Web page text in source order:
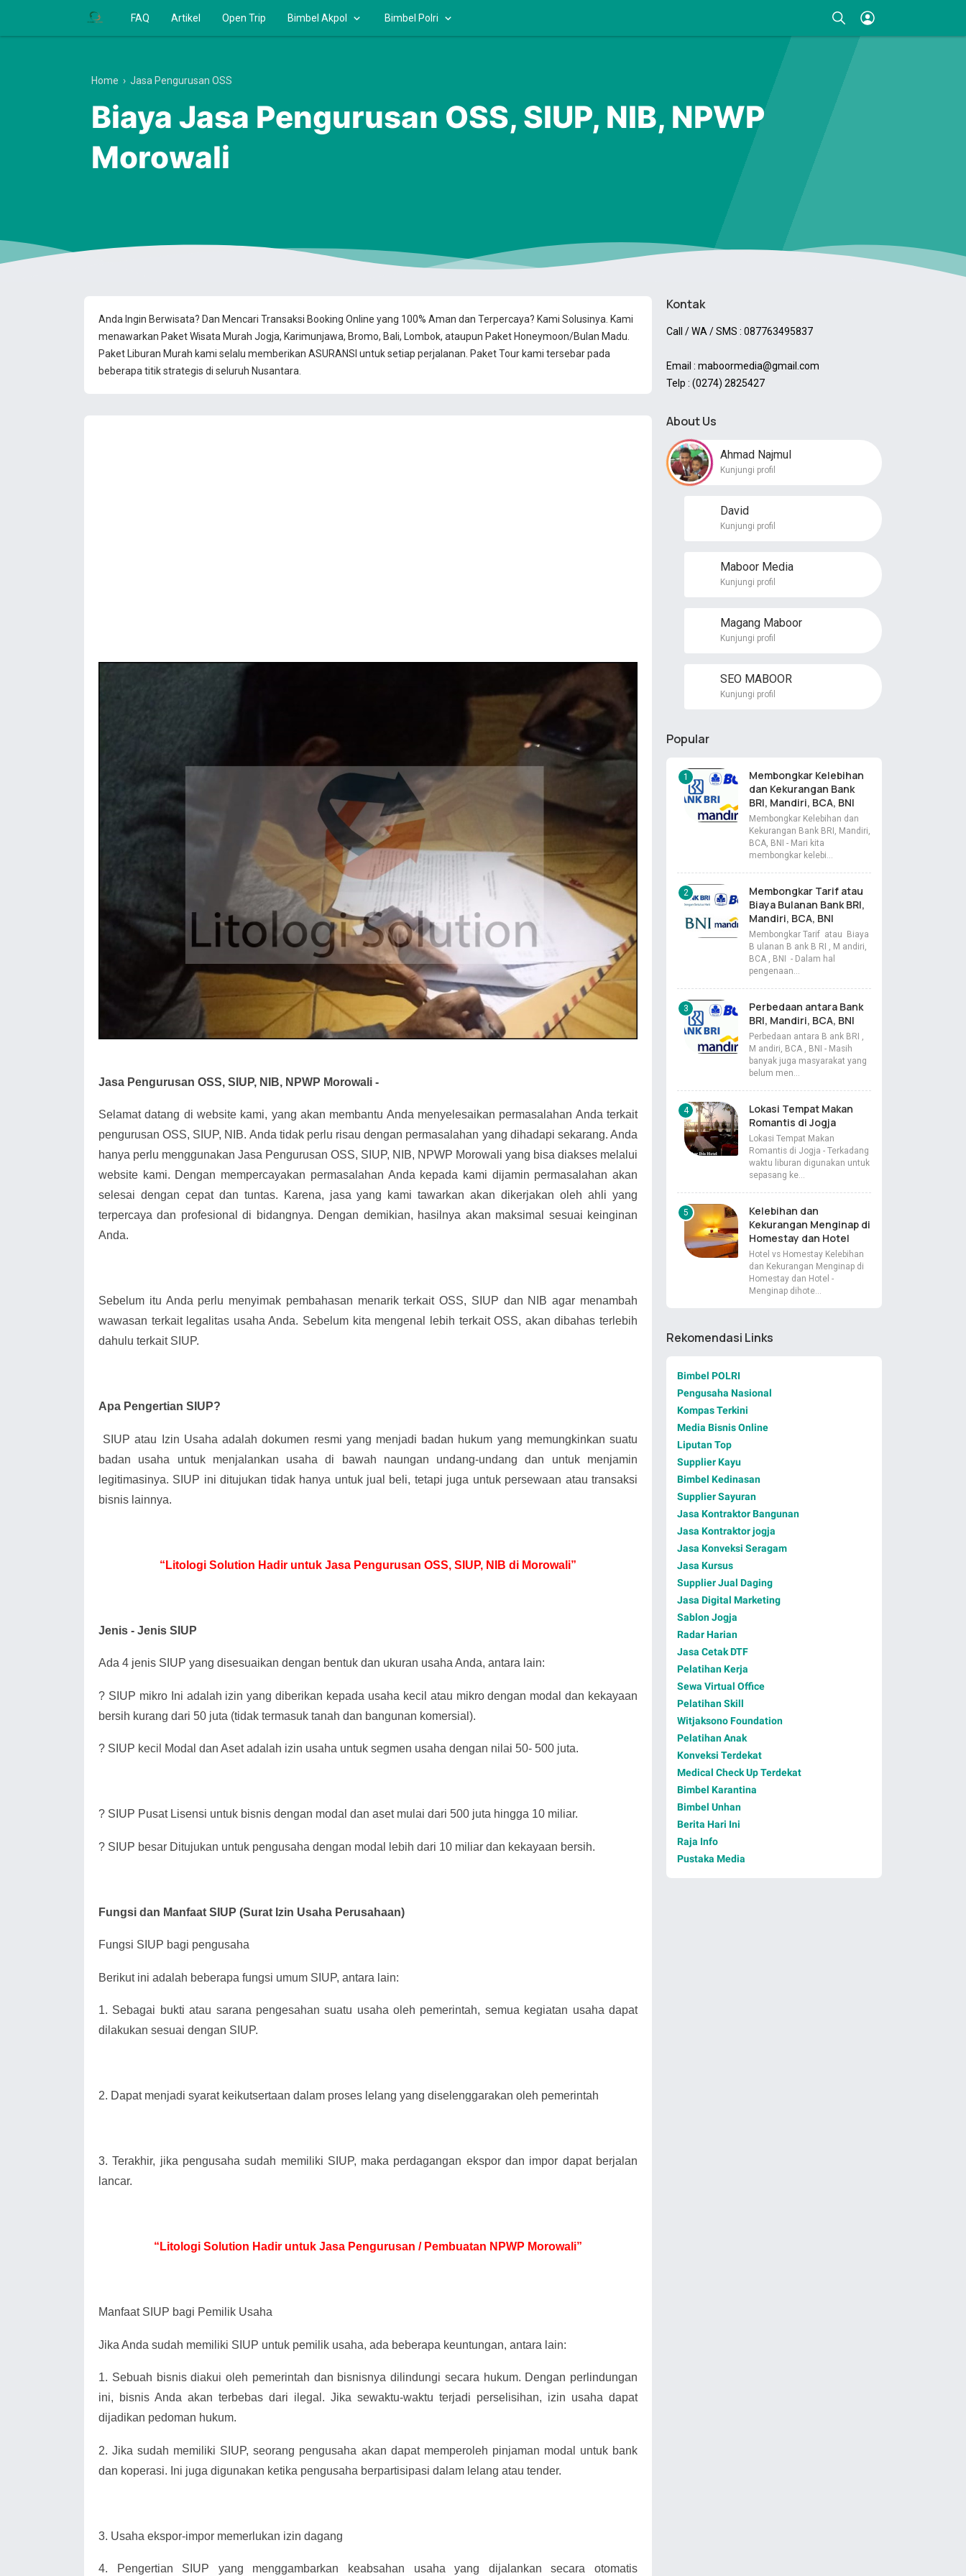
FAQ Artikel Open Trip Bimbel Akpol Bimbel Polri
Anda Ingin Berwisata? Dan Mencari Transaksi Booking Online yang 100% Aman dan Terpercaya? Kami Solusinya. Kami
menawarkan Paket Wisata Murah Jogja, Karimunjawa, Bromo, Bali, Lombok, ataupun Paket Honeymoon/Bulan Madu.
Paket Liburan Murah kami selalu memberikan ASURANSI untuk setiap perjalanan. Paket Tour kami tersebar pada
beberapa titik strategis di seluruh Nusantara.
Home › Jasa Pengurusan OSS
Biaya Jasa Pengurusan OSS, SIUP, NIB, NPWP
Morowali
Jasa Pengurusan OSS, SIUP, NIB, NPWP Morowali -
Selamat datang di website kami, yang akan membantu Anda menyelesaikan permasalahan Anda terkait
pengurusan OSS, SIUP, NIB. Anda tidak perlu risau dengan permasalahan yang dihadapi sekarang. Anda
hanya perlu menggunakan Jasa Pengurusan OSS, SIUP, NIB, NPWP Morowali yang bisa diakses melalui
website kami. Dengan mempercayakan permasalahan Anda kepada kami dijamin permasalahan akan
selesai dengan cepat dan tuntas. Karena, jasa yang kami tawarkan akan dikerjakan oleh ahli yang
terpercaya dan profesional di bidangnya. Dengan demikian, hasilnya akan maksimal sesuai keinginan
Anda.
Sebelum itu Anda perlu menyimak pembahasan menarik terkait OSS, SIUP dan NIB agar menambah
wawasan terkait legalitas usaha Anda. Sebelum kita mengenal lebih terkait OSS, akan dibahas terlebih
dahulu terkait SIUP.
Apa Pengertian SIUP?
SIUP atau Izin Usaha adalah dokumen resmi yang menjadi badan hukum yang memungkinkan suatu
badan usaha untuk menjalankan usaha di bawah naungan undang-undang dan untuk menjamin
legitimasinya. SIUP ini ditujukan tidak hanya untuk jual beli, tetapi juga untuk persewaan atau transaksi
bisnis lainnya.
“Litologi Solution Hadir untuk Jasa Pengurusan OSS, SIUP, NIB di Morowali”
Jenis - Jenis SIUP
Ada 4 jenis SIUP yang disesuaikan dengan bentuk dan ukuran usaha Anda, antara lain:
? SIUP mikro Ini adalah izin yang diberikan kepada usaha kecil atau mikro dengan modal dan kekayaan
bersih kurang dari 50 juta (tidak termasuk tanah dan bangunan komersial).
? SIUP kecil Modal dan Aset adalah izin usaha untuk segmen usaha dengan nilai 50- 500 juta.
? SIUP Pusat Lisensi untuk bisnis dengan modal dan aset mulai dari 500 juta hingga 10 miliar.
? SIUP besar Ditujukan untuk pengusaha dengan modal lebih dari 10 miliar dan kekayaan bersih.
Fungsi dan Manfaat SIUP (Surat Izin Usaha Perusahaan)
Fungsi SIUP bagi pengusaha
Berikut ini adalah beberapa fungsi umum SIUP, antara lain:
1. Sebagai bukti atau sarana pengesahan suatu usaha oleh pemerintah, semua kegiatan usaha dapat
dilakukan sesuai dengan SIUP.
2. Dapat menjadi syarat keikutsertaan dalam proses lelang yang diselenggarakan oleh pemerintah
3. Terakhir, jika pengusaha sudah memiliki SIUP, maka perdagangan ekspor dan impor dapat berjalan
lancar.
“Litologi Solution Hadir untuk Jasa Pengurusan / Pembuatan NPWP Morowali”
Manfaat SIUP bagi Pemilik Usaha
Jika Anda sudah memiliki SIUP untuk pemilik usaha, ada beberapa keuntungan, antara lain:
1. Sebuah bisnis diakui oleh pemerintah dan bisnisnya dilindungi secara hukum. Dengan perlindungan
ini, bisnis Anda akan terbebas dari ilegal. Jika sewaktu-waktu terjadi perselisihan, izin usaha dapat
dijadikan pedoman hukum.
2. Jika sudah memiliki SIUP, seorang pengusaha akan dapat memperoleh pinjaman modal untuk bank
dan koperasi. Ini juga digunakan ketika pengusaha berpartisipasi dalam lelang atau tender.
3. Usaha ekspor-impor memerlukan izin dagang
4. Pengertian SIUP yang menggambarkan keabsahan usaha yang dijalankan secara otomatis
Kontak
Call / WA / SMS : 087763495837
Email : maboormedia@gmail.com
Telp : (0274) 2825427
About Us
Ahmad Najmul
Kunjungi profil
David
Kunjungi profil
Maboor Media
Kunjungi profil
Magang Maboor
Kunjungi profil
SEO MABOOR
Kunjungi profil
Popular
Membongkar Kelebihan
dan Kekurangan Bank
BRI, Mandiri, BCA, BNI
Membongkar Kelebihan dan
Kekurangan Bank BRI, Mandiri,
BCA, BNI - Mari kita
membongkar kelebi…
Membongkar Tarif atau
Biaya Bulanan Bank BRI,
Mandiri, BCA, BNI
Membongkar Tarif atau Biaya
B ulanan B ank B RI , M andiri,
BCA , BNI - Dalam hal
pengenaan…
Perbedaan antara Bank
BRI, Mandiri, BCA, BNI
Perbedaan antara B ank BRI ,
M andiri, BCA , BNI - Masih
banyak juga masyarakat yang
belum men…
Lokasi Tempat Makan
Romantis di Jogja
Lokasi Tempat Makan
Romantis di Jogja - Terkadang
waktu liburan digunakan untuk
sepasang ke…
Kelebihan dan
Kekurangan Menginap di
Homestay dan Hotel
Hotel vs Homestay Kelebihan
dan Kekurangan Menginap di
Homestay dan Hotel -
Menginap dihote…
Rekomendasi Links
Bimbel POLRI
Pengusaha Nasional
Kompas Terkini
Media Bisnis Online
Liputan Top
Supplier Kayu
Bimbel Kedinasan
Supplier Sayuran
Jasa Kontraktor Bangunan
Jasa Kontraktor jogja
Jasa Konveksi Seragam
Jasa Kursus
Supplier Jual Daging
Jasa Digital Marketing
Sablon Jogja
Radar Harian
Jasa Cetak DTF
Pelatihan Kerja
Sewa Virtual Office
Pelatihan Skill
Witjaksono Foundation
Pelatihan Anak
Konveksi Terdekat
Medical Check Up Terdekat
Bimbel Karantina
Bimbel Unhan
Berita Hari Ini
Raja Info
Pustaka Media